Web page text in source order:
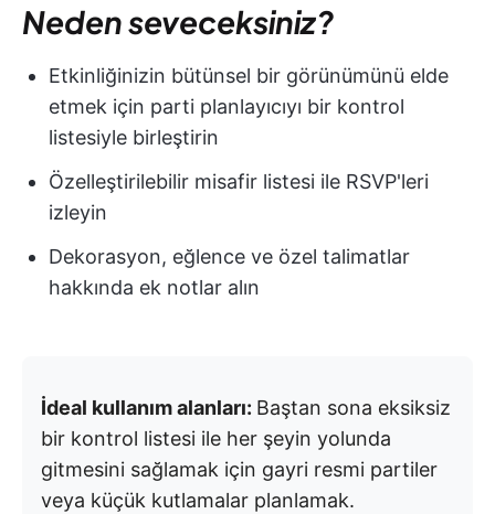
Neden seveceksiniz?
Etkinliğinizin bütünsel bir görünümünü elde
etmek için parti planlayıcıyı bir kontrol
listesiyle birleştirin
Özelleştirilebilir misafir listesi ile RSVP'leri
izleyin
Dekorasyon, eğlence ve özel talimatlar
hakkında ek notlar alın
İdeal kullanım alanları: Baştan sona eksiksiz
bir kontrol listesi ile her şeyin yolunda
gitmesini sağlamak için gayri resmi partiler
veya küçük kutlamalar planlamak.